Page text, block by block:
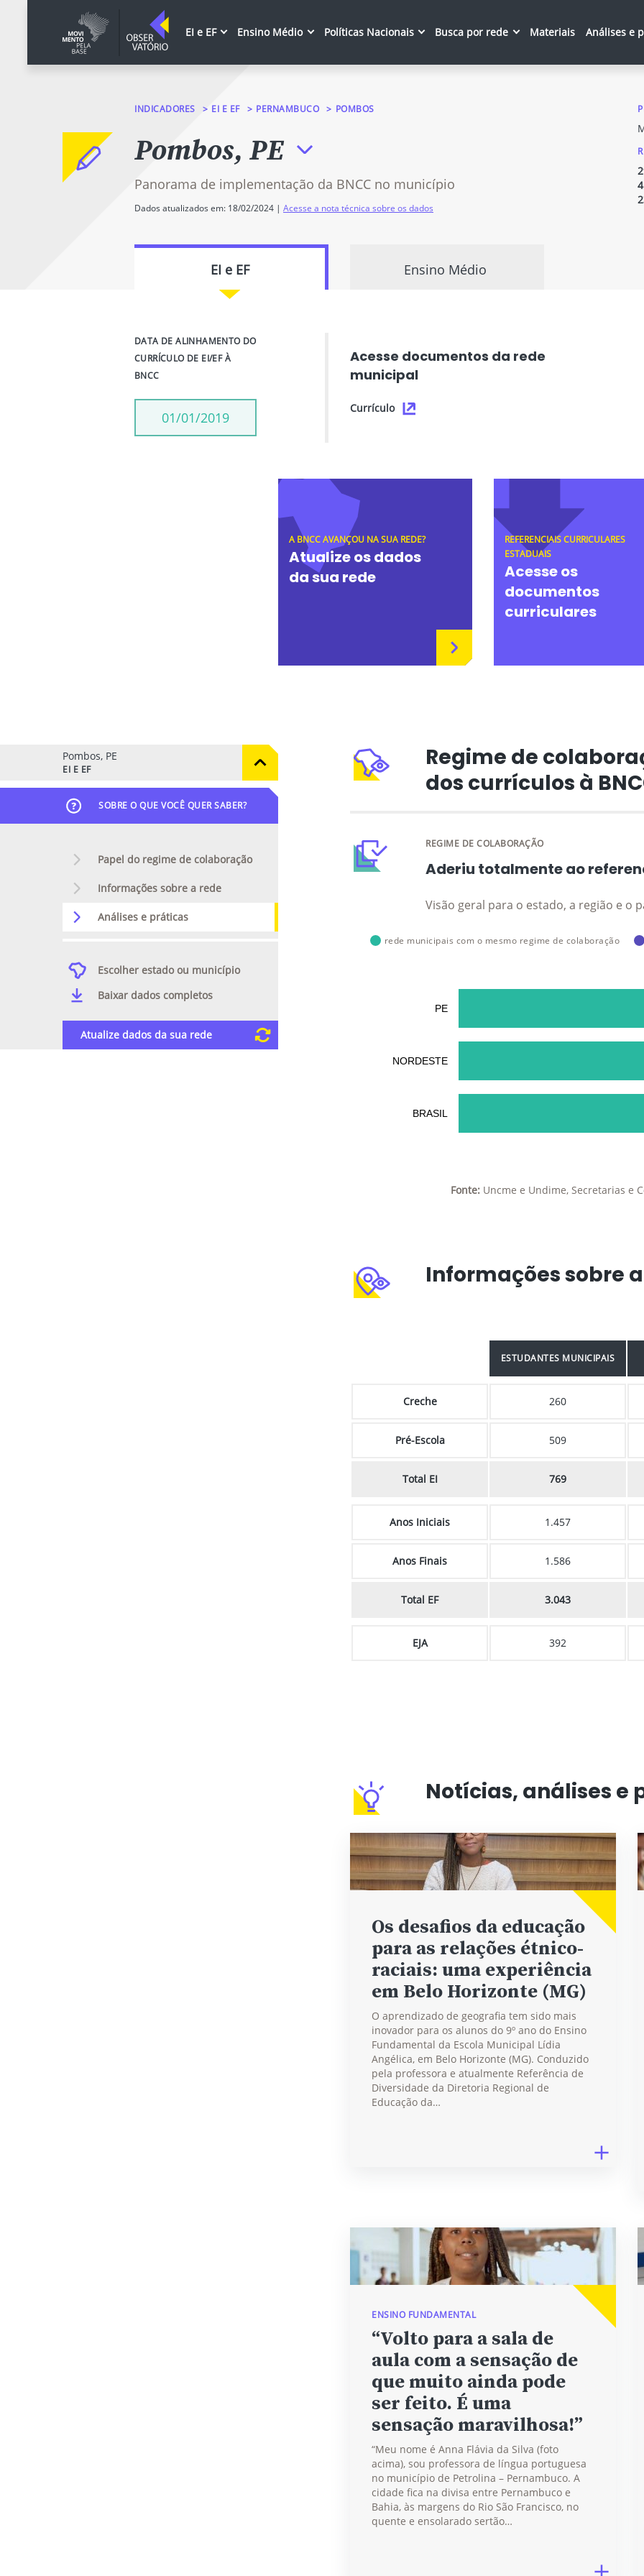
EI e EF Ensino Médio Políticas Nacionais Busca por rede Materiais Análises e
INDICADORES EI E EF PERNAMBUCO POMBOS
Pombos, PE
Panorama de implementação da BNCC no município
Dados atualizados em: 18/02/2024 | Acesse a nota técnica sobre os dados
EI e EF Ensino Médio
DATA DE ALINHAMENTO DO
CURRÍCULO DE EI/EF À
BNCC
01/01/2019
Acesse documentos da rede
municipal
Currículo
A BNCC AVANÇOU NA SUA REDE?
Atualize os dados
da sua rede
REFERENCIAIS CURRICULARES
ESTADUAIS
Acesse os
documentos
curriculares
Pombos, PE
EI E EF
SOBRE O QUE VOCÊ QUER SABER?
Papel do regime de colaboração
Informações sobre a rede
Análises e práticas
Escolher estado ou município
Baixar dados completos
Atualize dados da sua rede
Regime de
dos currículos à
REGIME DE COLABORAÇÃO
Aderiu totalmente ao
Visão geral para o estado, a região e o
rede municipais com o mesmo regime de colaboração
PE
NORDESTE
BRASIL
Fonte:Uncme e Undime, Secretarias e
Informações sobre
ESTUDANTES MUNICIPAIS
Creche 260
Pré-Escola 509
Total EI 769
Anos Iniciais 1.457
Anos Finais 1.586
Total EF 3.043
EJA 392
Notícias, análises e
Os desafios da educação
para as relações étnico-
raciais: uma experiência
em Belo Horizonte (MG)
O aprendizado de geografia tem sido mais
inovador para os alunos do 9º ano do Ensino
Fundamental da Escola Municipal Lídia
Angélica, em Belo Horizonte (MG). Conduzido
pela professora e atualmente Referência de
Diversidade da Diretoria Regional de
Educação da…
ENSINO FUNDAMENTAL
“Volto para a sala de
aula com a sensação de
que muito ainda pode
ser feito. É uma
sensação maravilhosa!”
“Meu nome é Anna Flávia da Silva (foto
acima), sou professora de língua portuguesa
no município de Petrolina – Pernambuco. A
cidade fica na divisa entre Pernambuco e
Bahia, às margens do Rio São Francisco, no
quente e ensolarado sertão…